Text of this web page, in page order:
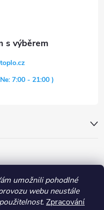
umožnili pohodlné
webu neustále
Zpracování
toplo.cz
7:00 - 21:00 )
nákupem Kontakt